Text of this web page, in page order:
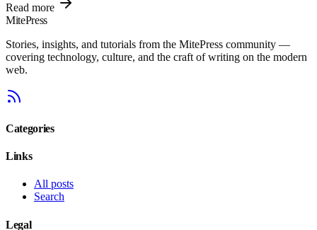
Read more
MitePress
Stories, insights, and tutorials from the MitePress community —
covering technology, culture, and the craft of writing on the modern
web.
Categories
Links
All posts
Search
Legal